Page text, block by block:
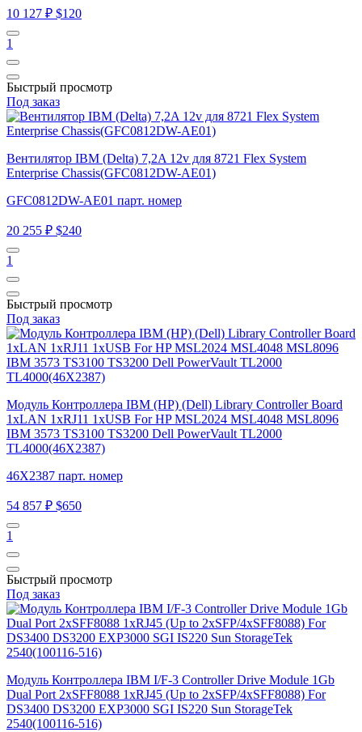
10 127 ₽ $120
1
Быстрый просмотр
Под заказ
Вентилятор IBM (Delta) 7,2A 12v для 8721 Flex System
Enterprise Chassis(GFC0812DW-AE01)
GFC0812DW-AE01 парт. номер
20 255 ₽ $240
1
Быстрый просмотр
Под заказ
Модуль Контроллера IBM (HP) (Dell) Library Controller Board
1xLAN 1xRJ11 1xUSB For HP MSL2024 MSL4048 MSL8096
IBM 3573 TS3100 TS3200 Dell PowerVault TL2000
TL4000(46X2387)
46X2387 парт. номер
54 857 ₽ $650
1
Быстрый просмотр
Под заказ
Модуль Контроллера IBM I/F-3 Controller Drive Module 1Gb
Dual Port 2xSFF8088 1xRJ45 (Up to 2xSFP/4xSFF8088) For
DS3400 DS3200 EXP3000 SGI IS220 Sun StorageTek
2540(100116-516)